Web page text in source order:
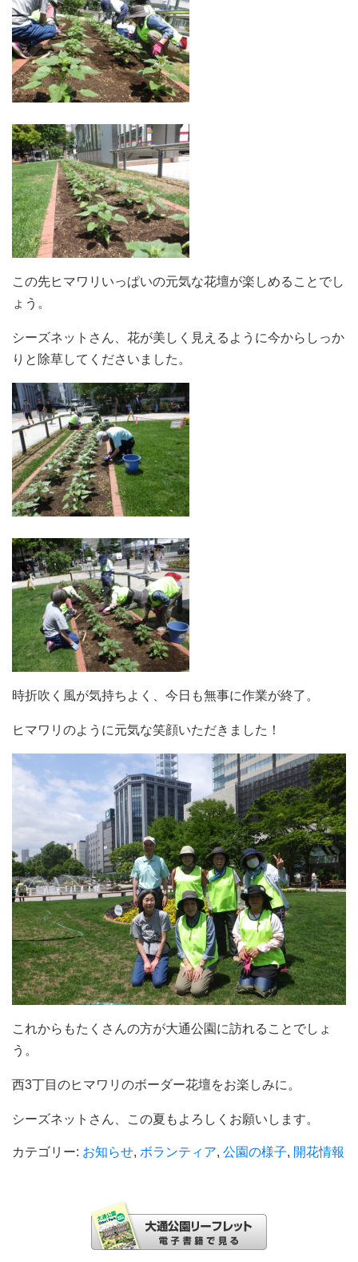
この先ヒマワリいっぱいの元気な花壇が楽しめることでし
ょう。
シーズネットさん、花が美しく見えるように今からしっか
りと除草してくださいました。
時折吹く風が気持ちよく、今日も無事に作業が終了。
ヒマワリのように元気な笑顔いただきました！
これからもたくさんの方が大通公園に訪れることでしょ
う。
西3丁目のヒマワリのボーダー花壇をお楽しみに。
シーズネットさん、この夏もよろしくお願いします。
カテゴリー: お知らせ, ボランティア, 公園の様子, 開花情報